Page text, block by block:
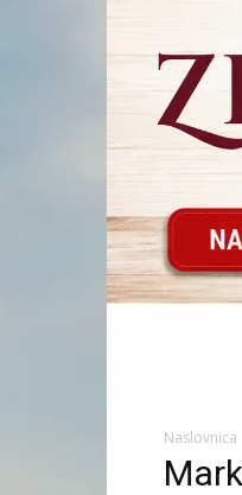
Naslovnica